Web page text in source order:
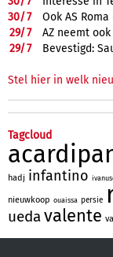
30/7
Ook AS
29/7
AZ neemt
29/7 Bevestigd:
Stel hier in welk
Tagcloud
hadj infantino
nieuwkoop ouaissa persie
uedavalente